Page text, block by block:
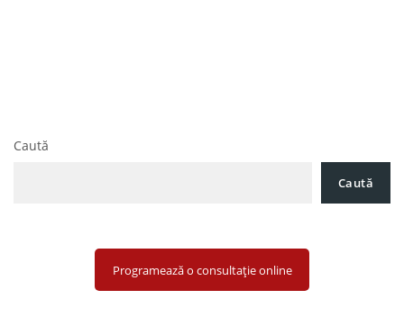
Caută
Caută
Programează o consultație online